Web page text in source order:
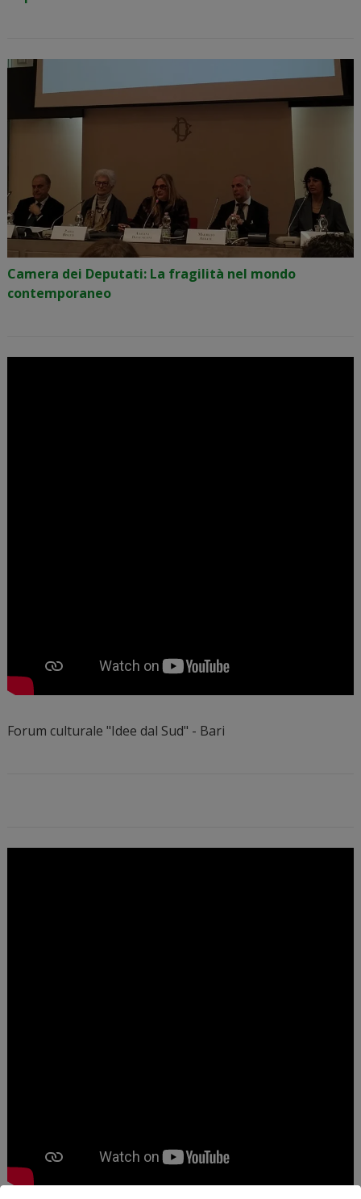
Camera dei Deputati: La fragilità nel mondo
contemporaneo
Forum culturale "Idee dal Sud" - Bari